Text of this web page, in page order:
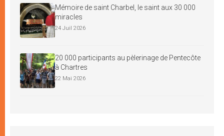
Mémoire de saint Charbel, le saint aux 30 000
miracles
24 Juil 2026
20 000 participants au pèlerinage de Pentecôte
à Chartres
22 Mai 2026